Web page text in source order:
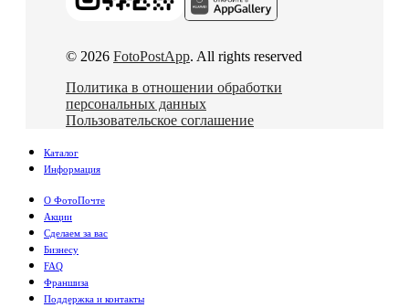
© 2026 FotoPostApp. All rights reserved
Политика в отношении обработки
персональных данных
Пользовательское соглашение
Каталог
Информация
О ФотоПочте
Акции
Сделаем за вас
Бизнесу
FAQ
Франшиза
Поддержка и контакты